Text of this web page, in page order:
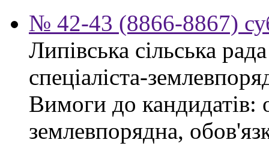
№ 42-43 (8866-8867)
Липівська сільська
спеціаліста-
Вимоги до кандидатів:
землевпорядна,